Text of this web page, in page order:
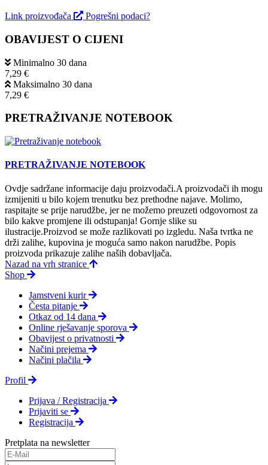
Link proizvođača Pogrešni podaci?
OBAVIJEST O CIJENI
Minimalno 30 dana
7,29 €
Maksimalno 30 dana
7,29 €
PRETRAŽIVANJE NOTEBOOK
PRETRAŽIVANJE NOTEBOOK
Ovdje sadržane informacije daju proizvodači.A proizvodači ih mogu
izmijeniti u bilo kojem trenutku bez prethodne najave. Molimo,
raspitajte se prije narudžbe, jer ne možemo preuzeti odgovornost za
bilo kakve promjene ili odstupanja! Gornje slike su
ilustracije.Proizvod se može razlikovati po izgledu. Naša tvrtka ne
drži zalihe, kupovina je moguća samo nakon narudžbe. Popis
proizvoda prikazuje zalihe naših dobavljača.
Nazad na vrh stranice
Shop
Jamstveni kurir
Česta pitanje
Otkaz od 14 dana
Online rješavanje sporova
Obavijest o privatnosti
Načini prejema
Načini plačila
Profil
Prijava / Registracija
Prijaviti se
Registracija
Pretplata na newsletter